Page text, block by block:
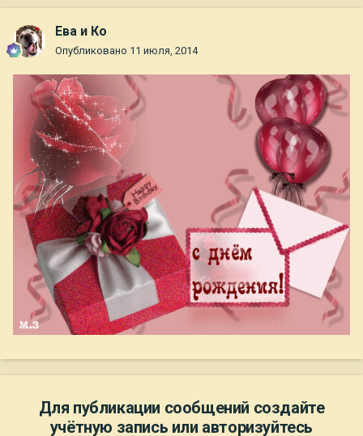
Ева и Ко
Опубликовано 11 июля, 2014
Для публикации сообщений создайте
учётную запись или авторизуйтесь